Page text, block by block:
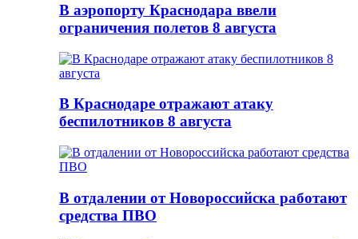
В аэропорту Краснодара ввели
ограничения полетов 8 августа
В Краснодаре отражают атаку
беспилотников 8 августа
В отдалении от Новороссийска работают
средства ПВО